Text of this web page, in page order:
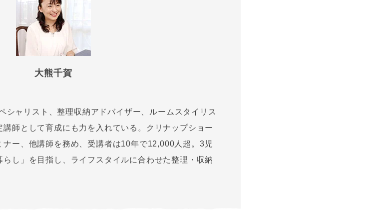
大熊千賀
シャリスト、整理収納アドバイザー、ルームスタイリス
講師として育成にも力を入れている。クリナップショー
ナー、他講師を務め、受講者は10年で12,000人超。3児
し」を目指し、ライフスタイルに合わせた整理・収納